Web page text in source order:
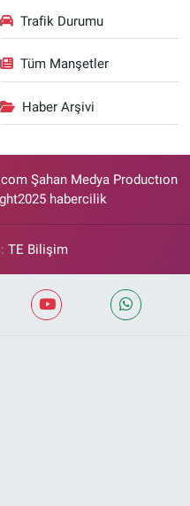
Trafik Durumu
Tüm Manşetler
Haber Arşivi
Şahan Medya Productıon
habercilik
TE Bilişim